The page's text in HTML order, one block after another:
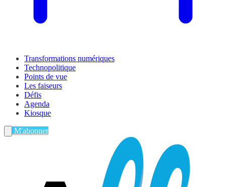
Transformations numériques
Technopolitique
Points de vue
Les faiseurs
Défis
Agenda
Kiosque
M'abonner